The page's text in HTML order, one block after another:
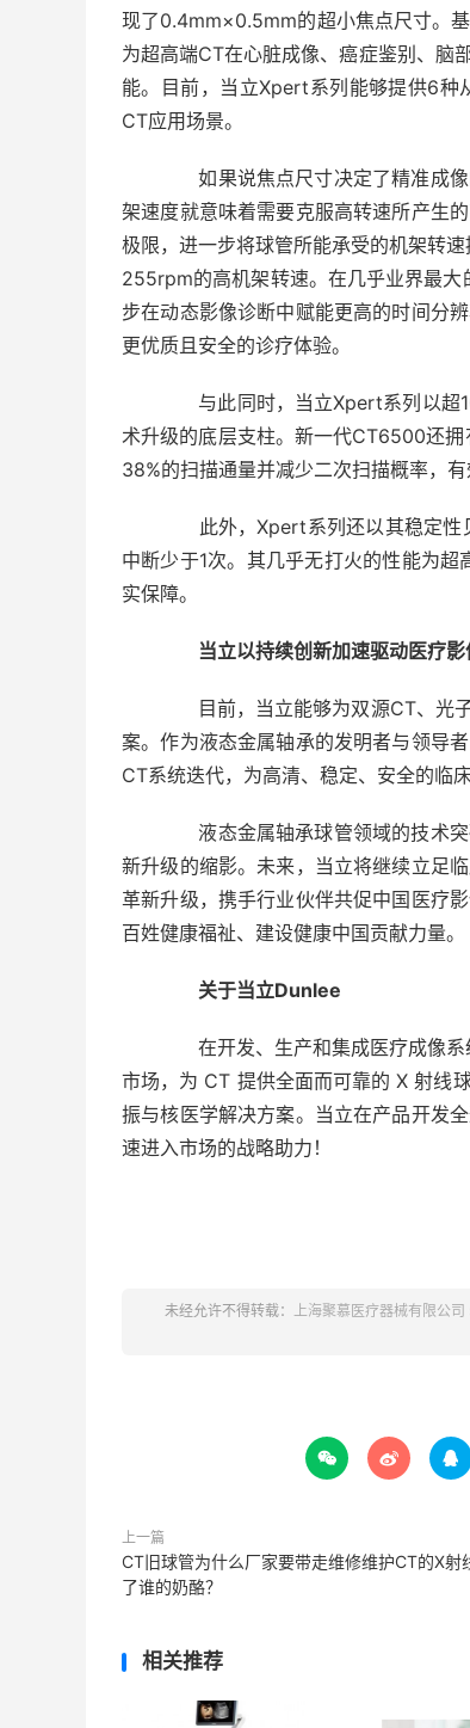
现了0.4mm×0.5mm的超小焦点尺寸。
为超高端CT在心脏成像、癌症鉴别、脑
能。目前，当立Xpert系列能够提供6种
CT应用场景。
如果说焦点尺寸决定了精准成像
架速度就意味着需要克服高转速所产生
极限，进一步将球管所能承受的机架转
255rpm的高机架转速。在几乎业界最
步在动态影像诊断中赋能更高的时间分
更优质且安全的诊疗体验。
与此同时，当立Xpert系列以超
术升级的底层支柱。新一代CT6500还
38%的扫描通量并减少二次扫描概率，
此外，Xpert系列还以其稳定性
中断少于1次。其几乎无打火的性能为
实保障。
当立以持续创新加速驱动医疗
目前，当立能够为双源CT、光子
案。作为液态金属轴承的发明者与领导
CT系统迭代，为高清、稳定、安全的临
液态金属轴承球管领域的技术突
新升级的缩影。未来，当立将继续立足
革新升级，携手行业伙伴共促中国医疗
百姓健康福祉、建设健康中国贡献力量。
关于当立Dunlee
在开发、生产和集成医疗成像系
市场，为 CT 提供全面而可靠的 X 射线
振与核医学解决方案。当立在产品开发
速进入市场的战略助力！
未经允许不得转载： 上海聚慕医疗器械有限公司
  
上一篇
CT旧球管为什么厂家要带走维修维护CT的X射
了谁的奶酪？
相关推荐